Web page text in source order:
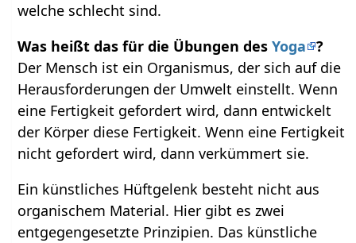
welche schlecht sind.
Was heißt das für die Übungen desYoga ?
Der Mensch ist ein Organismus, der sich auf die
Herausforderungen der Umwelt einstellt. Wenn
eine Fertigkeit gefordert wird, dann entwickelt
der Körper diese Fertigkeit. Wenn eine Fertigkeit
nicht gefordert wird, dann verkümmert sie.
Ein künstliches Hüftgelenk besteht nicht aus
organischem Material. Hier gibt es zwei
entgegengesetzte Prinzipien. Das künstliche